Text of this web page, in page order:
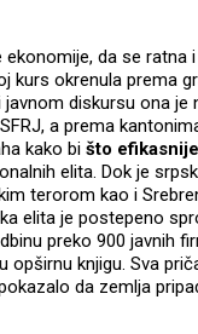
da se ratna
kurs okrenula prema
diskursu ona je
a prema
kako bi što
elita. Dok je
terorom kao i
elita je postepeno
preko 900 javnih
knjigu. Sva
da zemlja